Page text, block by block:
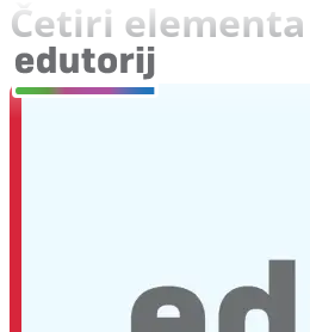
Četiri elementa